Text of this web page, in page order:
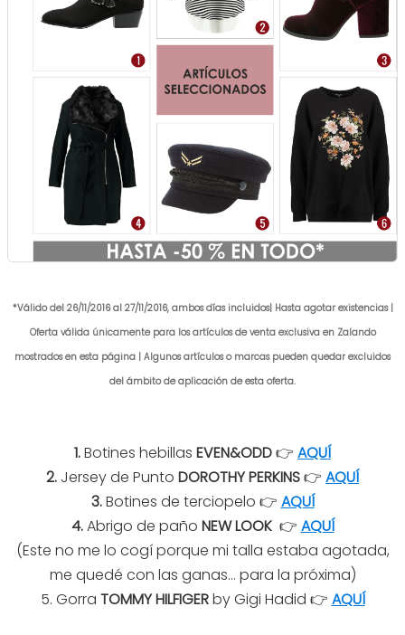
*Válido del 26/11/2016 al 27/11/2016, ambos días incluidos| Hasta agotar existencias |
Oferta válida únicamente para los artículos de venta exclusiva en Zalando
mostrados en esta página | Algunos artículos o marcas pueden quedar excluidos
del ámbito de aplicación de esta oferta.
1.Botines hebillas EVEN&ODD👉 AQUÍ
2. Jersey de Punto DOROTHY PERKINS👉 AQUÍ
3.Botines de terciopelo 👉 AQUÍ
4.Abrigo de paño NEW LOOK👉 AQUÍ
(Este no me lo cogí porque mi talla estaba agotada,
me quedé con las ganas... para la próxima)
5. Gorra TOMMY HILFIGERby Gigi Hadid 👉 AQUÍ